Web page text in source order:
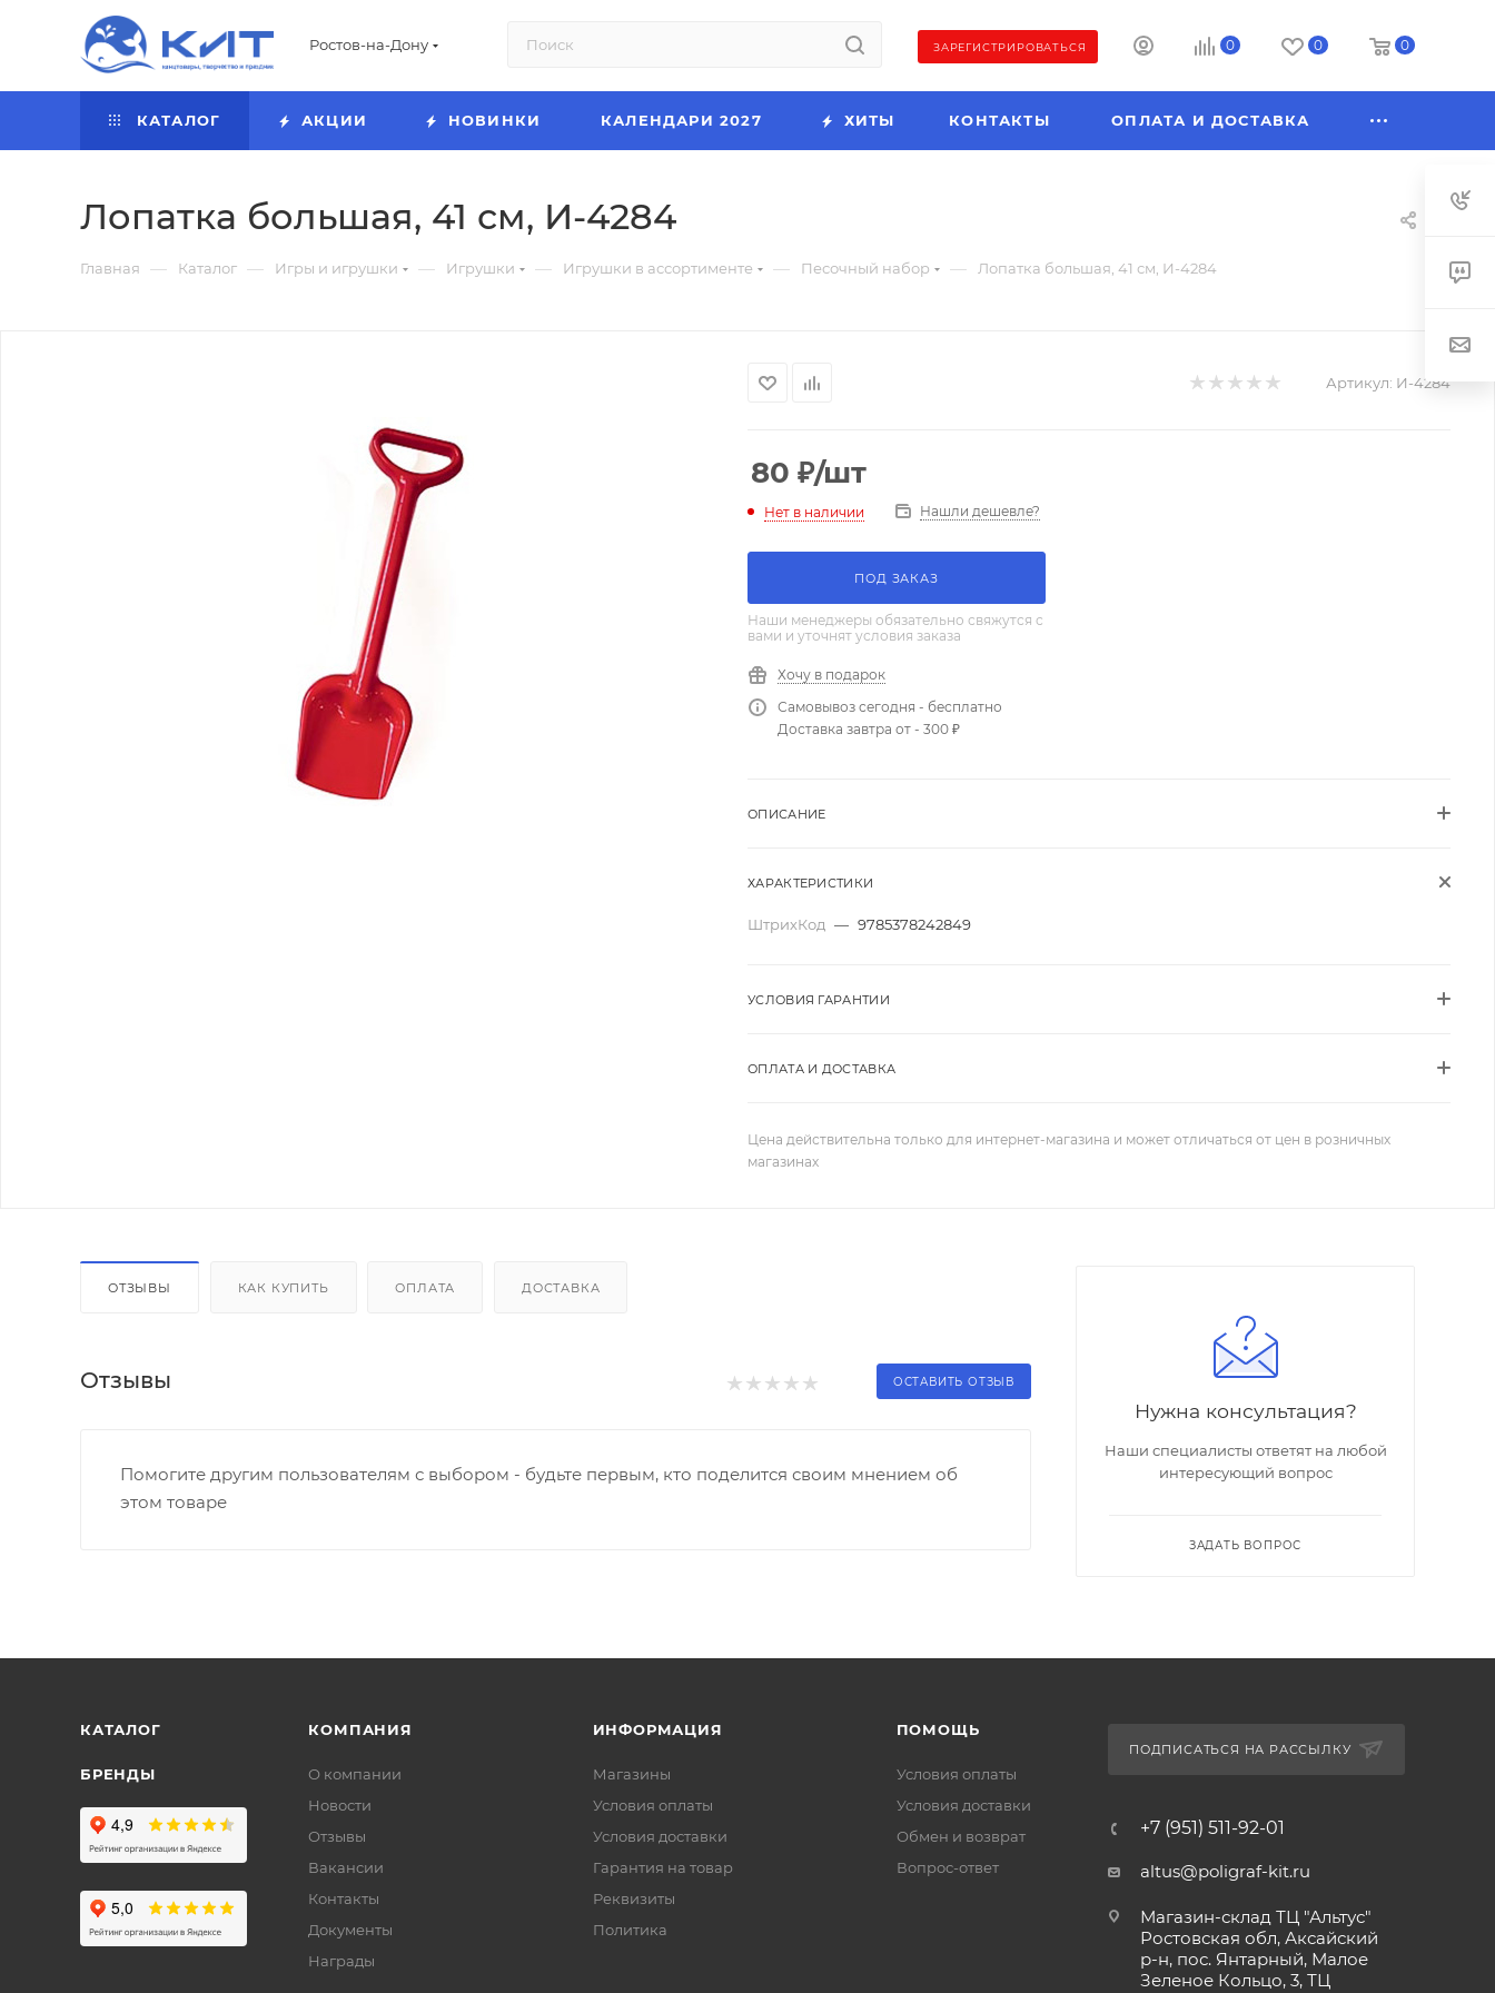
Ростов-на-Дону ЗАРЕГИСТРИРОВАТЬСЯ 0 0 0
КАТАЛОГ АКЦИИ НОВИНКИ КАЛЕНДАРИ 2027 ХИТЫ КОНТАКТЫ ОПЛАТА И ДОСТАВКА
Лопатка большая, 41 см, И-4284
Главная — Каталог — Игры и игрушки — Игрушки — Игрушки в ассортименте — Песочный набор — Лопатка большая, 41 см, И-4284
Артикул: И-4284
80 ₽/шт
Нет в наличии Нашли дешевле?
ПОД ЗАКАЗ
Наши менеджеры обязательно свяжутся с
вами и уточнят условия заказа
Хочу в подарок
Самовывоз сегодня - бесплатно
Доставка завтра от - 300 ₽
ОПИСАНИЕ
ХАРАКТЕРИСТИКИ
ШтрихКод — 9785378242849
УСЛОВИЯ ГАРАНТИИ
ОПЛАТА И ДОСТАВКА
Цена действительна только для интернет-магазина и может отличаться от цен в розничных
магазинах
ОТЗЫВЫ КАК КУПИТЬ ОПЛАТА ДОСТАВКА
Отзывы ОСТАВИТЬ ОТЗЫВ
Помогите другим пользователям с выбором - будьте первым, кто поделится своим мнением об
этом товаре
Нужна консультация?
Наши специалисты ответят на любой
интересующий вопрос
ЗАДАТЬ ВОПРОС
КАТАЛОГ
БРЕНДЫ
КОМПАНИЯ
О компании
Новости
Отзывы
Вакансии
Контакты
Документы
Награды
ИНФОРМАЦИЯ
Магазины
Условия оплаты
Условия доставки
Гарантия на товар
Реквизиты
Политика
ПОМОЩЬ
Условия оплаты
Условия доставки
Обмен и возврат
Вопрос-ответ
ПОДПИСАТЬСЯ НА РАССЫЛКУ
+7 (951) 511-92-01
altus@poligraf-kit.ru
Магазин-склад ТЦ "Альтус"
Ростовская обл, Аксайский
р-н, пос. Янтарный, Малое
Зеленое Кольцо, 3, ТЦ